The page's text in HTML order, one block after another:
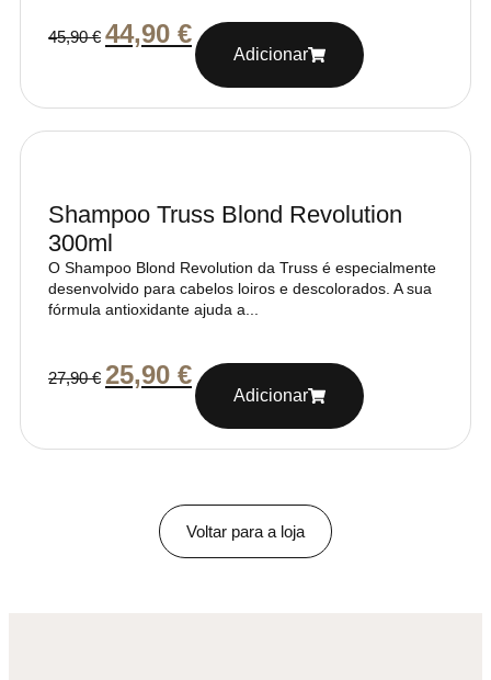
45,90€ 44,90 €
Adicionar
Shampoo Truss Blond Revolution
300ml
O Shampoo Blond Revolution da Truss é especialmente
desenvolvido para cabelos loiros e descolorados. A sua
fórmula antioxidante ajuda a...
27,90€ 25,90 €
Adicionar
Voltar para a loja